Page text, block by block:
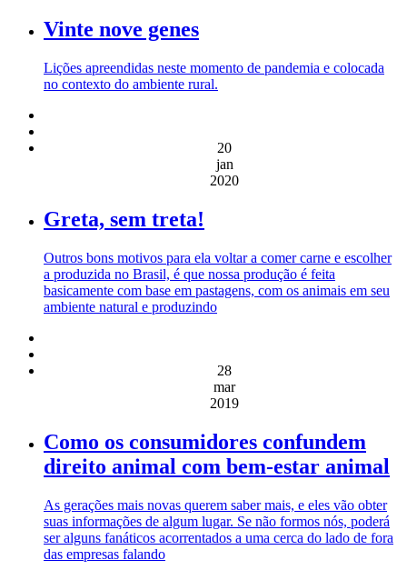
Vinte nove genes
Lições apreendidas neste momento de pandemia e colocada
no contexto do ambiente rural.
20
jan
2020
Greta, sem treta!
Outros bons motivos para ela voltar a comer carne e escolher
a produzida no Brasil, é que nossa produção é feita
basicamente com base em pastagens, com os animais em seu
ambiente natural e produzindo
28
mar
2019
Como os consumidores confundem
direito animal com bem-estar animal
As gerações mais novas querem saber mais, e eles vão obter
suas informações de algum lugar. Se não formos nós, poderá
ser alguns fanáticos acorrentados a uma cerca do lado de fora
das empresas falando